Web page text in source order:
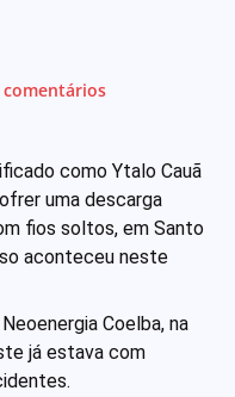
comentários
como Ytalo Cauã
uma descarga
fios soltos, em Santo
aconteceu neste
Coelba, na
já estava com